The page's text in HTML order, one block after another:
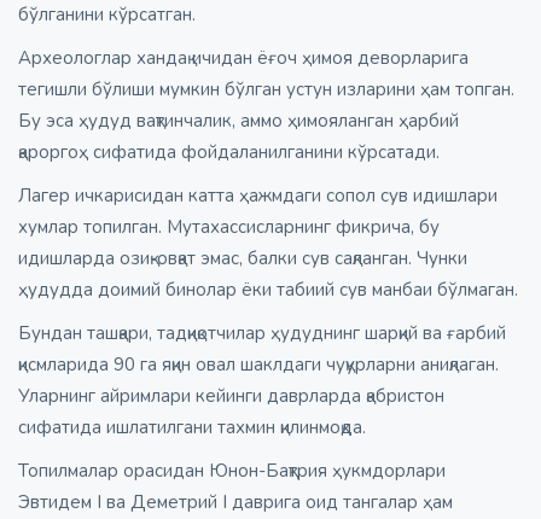
бўлганини кўрсатган.
Археологлар хандақ ичидан ёғоч ҳимоя деворларига
тегишли бўлиши мумкин бўлган устун изларини ҳам топган.
Бу эса ҳудуд вақтинчалик, аммо ҳимояланган ҳарбий
қароргоҳ сифатида фойдаланилганини кўрсатади.
Лагер ичкарисидан катта ҳажмдаги сопол сув идишлари
хумлар топилган. Мутахассисларнинг фикрича, бу
идишларда озиқ-овқат эмас, балки сув сақланган. Чунки
ҳудудда доимий бинолар ёки табиий сув манбаи бўлмаган.
Бундан ташқари, тадқиқотчилар ҳудуднинг шарқий ва ғарбий
қисмларида 90 га яқин овал шаклдаги чуқурларни аниқлаган.
Уларнинг айримлари кейинги даврларда қабристон
сифатида ишлатилгани тахмин қилинмоқда.
Топилмалар орасидан Юнон-Бақтрия ҳукмдорлари
Эвтидем I ва Деметрий I даврига оид тангалар ҳам